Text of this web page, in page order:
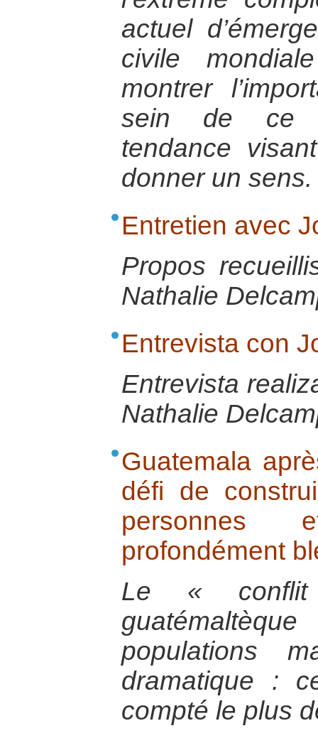
actuel
civile
montrer
sein de ce
tendance
donner un sens.
Entretien avec
Propos
Nathalie
Entrevista con
Entrevista
Nathalie
Guatemala
défi de
personnes
profondément
Le «
populations
dramatique :
compté le plus